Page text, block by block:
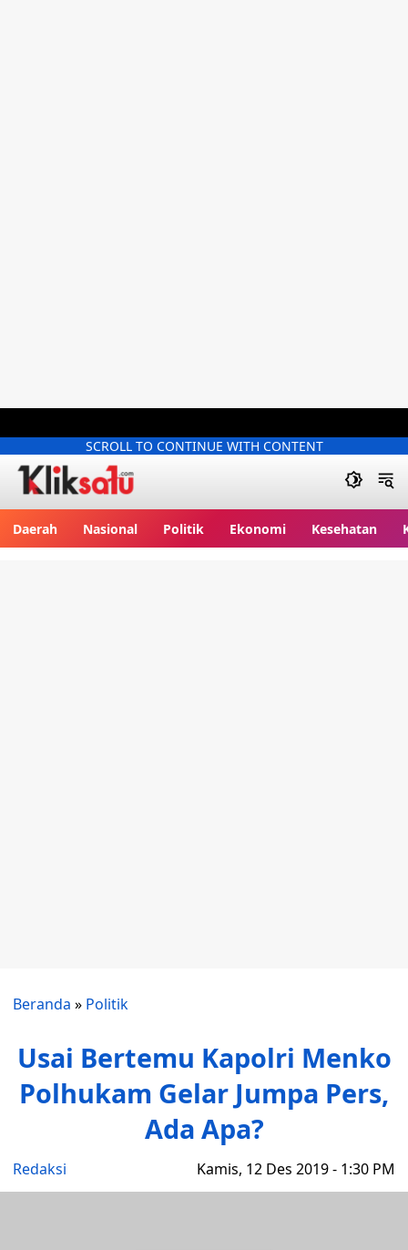
SCROLL TO CONTINUE WITH CONTENT
Daerah Nasional Politik Ekonomi Kesehatan
Beranda » Politik
Usai Bertemu Kapolri Menko
Polhukam Gelar Jumpa Pers,
Ada Apa?
Redaksi Kamis, 12 Des 2019 - 1:30 PM